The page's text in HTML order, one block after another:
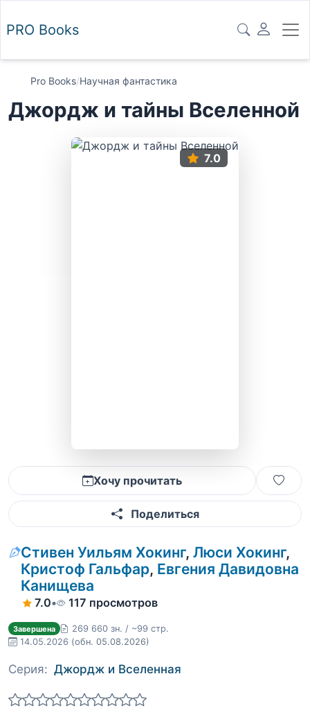
PRO Books
Pro Books/Научная фантастика
Джордж и тайны Вселенной
7.0
Хочу прочитать
Поделиться
Стивен Уильям Хокинг, Люси Хокинг,
Кристоф Гальфар, Евгения Давидовна
Канищева
7.0• 117 просмотров
Завершена
269 660 зн. / ~99 стр.
14.05.2026 (обн. 05.08.2026)
Серия: Джордж и Вселенная